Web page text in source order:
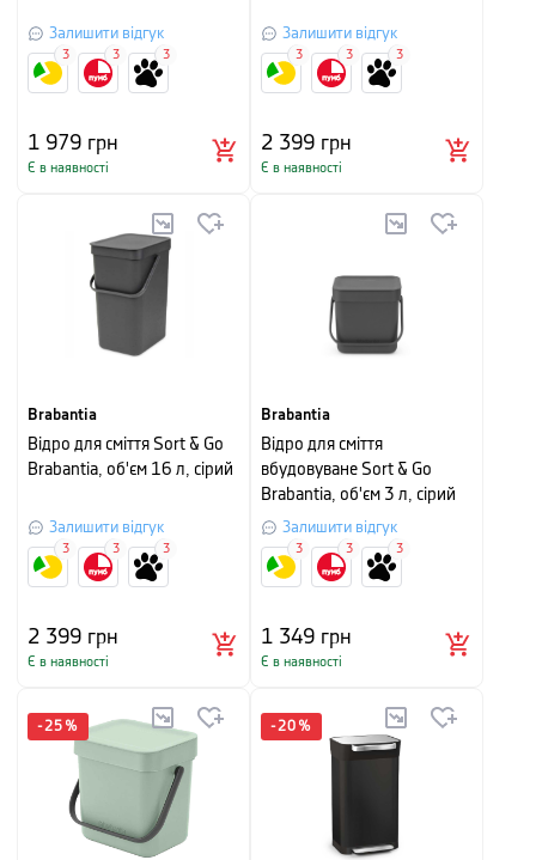
Залишити відгук
1 979 грн
Є в наявності
3 3 3
Залишити відгук
2 399 грн
Є в наявності
3 3 3
Brabantia
Відро для сміття Sort & Go
Brabantia, об'єм 16 л, сірий
Залишити відгук
2 399 грн
Є в наявності
3 3 3
Brabantia
Відро для сміття
вбудовуване Sort & Go
Brabantia, об'єм 3 л, сірий
Залишити відгук
1 349 грн
Є в наявності
3 3 3
-25 % -20 %